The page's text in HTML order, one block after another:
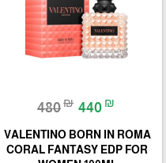
480₪ 440 ₪
VALENTINO BORN IN ROMA
CORAL FANTASY EDP FOR